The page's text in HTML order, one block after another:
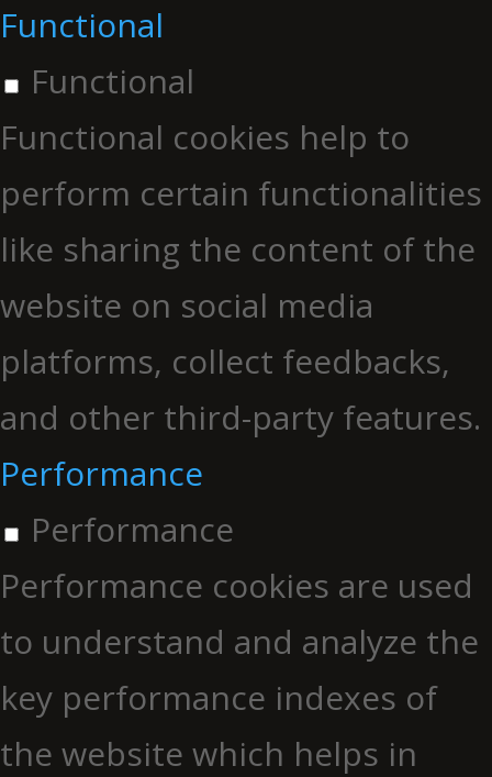
Functional
Functional
Functional cookies help to
perform certain functionalities
like sharing the content of the
website on social media
platforms, collect feedbacks,
and other third-party features.
Performance
Performance
Performance cookies are used
to understand and analyze the
key performance indexes of
the website which helps in